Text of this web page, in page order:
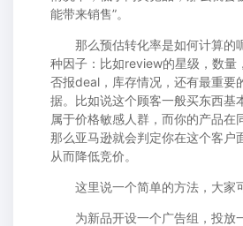
能带来销售”。
那么预估转化率是如何计算的
种因子：比如review的星级，数量
否报deal，库存情况，还有最重要
据。比如说这个顾客一般买东西基
属于价格敏感人群，而你的产品在
那么亚马逊就会判定你在这个客户
从而降低竞价。
这里说一个简单的方法，大家
为新品开设一个广告组，投放